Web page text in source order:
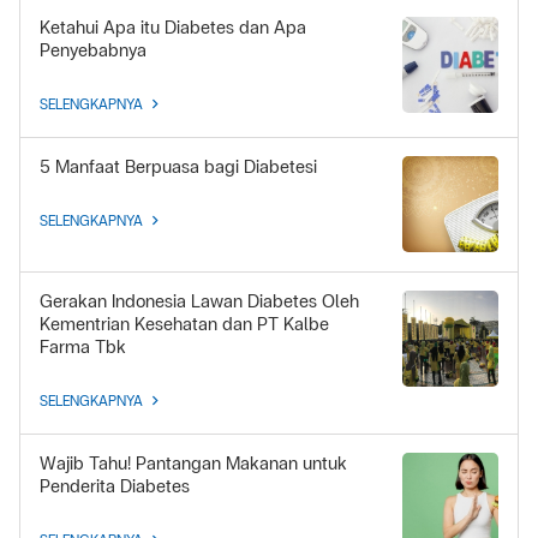
Ketahui Apa itu Diabetes dan Apa
Penyebabnya
SELENGKAPNYA
5 Manfaat Berpuasa bagi Diabetesi
SELENGKAPNYA
Gerakan Indonesia Lawan Diabetes Oleh
Kementrian Kesehatan dan PT Kalbe
Farma Tbk
SELENGKAPNYA
Wajib Tahu! Pantangan Makanan untuk
Penderita Diabetes